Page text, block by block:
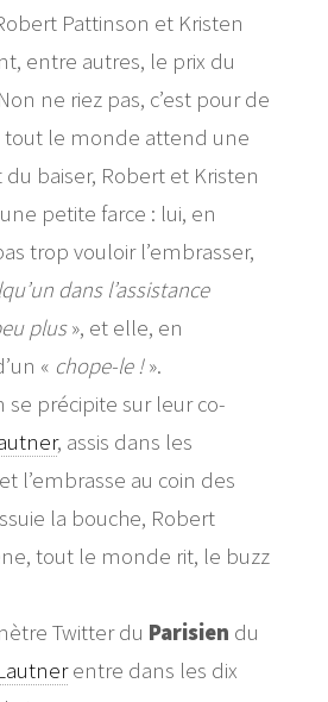
Pattinson et Kristen
entre autres, le prix du
ne riez pas, c’est pour de
tout le monde attend une
baiser, Robert et Kristen
petite farce : lui, en
trop vouloir l’embrasser,
dans l’assistance
plus», et elle, en
« chope-le !».
se précipite sur leur co-
, assis dans les
l’embrasse au coin des
la bouche, Robert
tout le monde rit, le buzz
Twitter du Parisien du
entre dans les dix